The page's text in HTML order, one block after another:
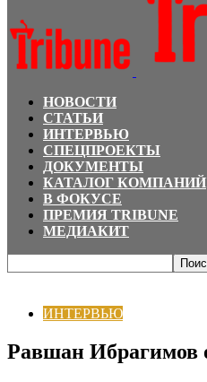
НОВОСТИ
СТАТЬИ
ИНТЕРВЬЮ
СПЕЦПРОЕКТЫ
ДОКУМЕНТЫ
КАТАЛОГ КОМПАНИЙ
В ФОКУСЕ
ПРЕМИЯ TRIBUNE
МЕДИАКИТ
ИНТЕРВЬЮ
Равшан Ибрагимов